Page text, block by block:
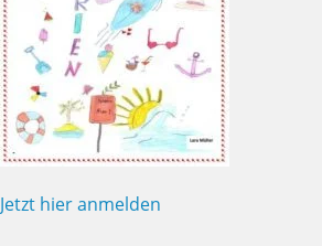
Jetzt hier anmelden